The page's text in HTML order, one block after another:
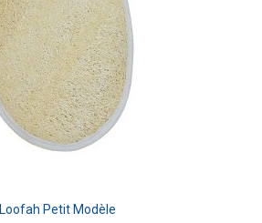
Loofah Petit Modèle